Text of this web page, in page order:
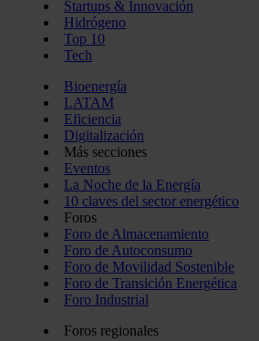
Startups & Innovación
Hidrógeno
Top 10
Tech
Bioenergía
LATAM
Eficiencia
Digitalización
Más secciones
Eventos
La Noche de la Energía
10 claves del sector energético
Foros
Foro de Almacenamiento
Foro de Autoconsumo
Foro de Movilidad Sostenible
Foro de Transición Energética
Foro Industrial
Foros regionales